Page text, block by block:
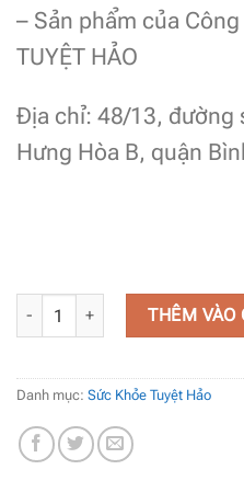
– Sản phẩm của
TUYỆT HẢO
Địa chỉ: 48/13, đường
Hưng Hòa B, quận
Đường Mía Hà Thủ Ô Vip1 - Chai
THÊM VÀO
Danh mục: Sức Khỏe Tuyệt Hảo